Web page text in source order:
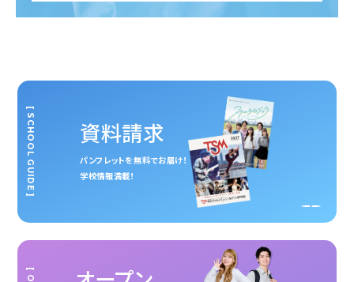
資料請求
パンフレットを無料でお届け！
学校情報満載！
[ SCHOOL GUIDE ]